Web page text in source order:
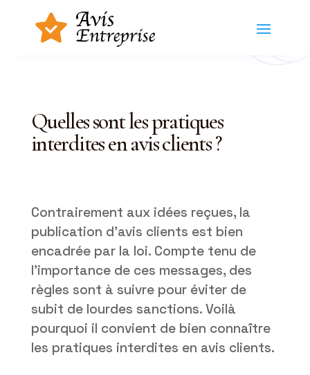
Quelles sont les pratiques
interdites en avis clients ?
Contrairement aux idées reçues, la
publication d’avis clients est bien
encadrée par la loi. Compte tenu de
l’importance de ces messages, des
règles sont à suivre pour éviter de
subit de lourdes sanctions. Voilà
pourquoi il convient de bien connaître
les pratiques interdites en avis clients.